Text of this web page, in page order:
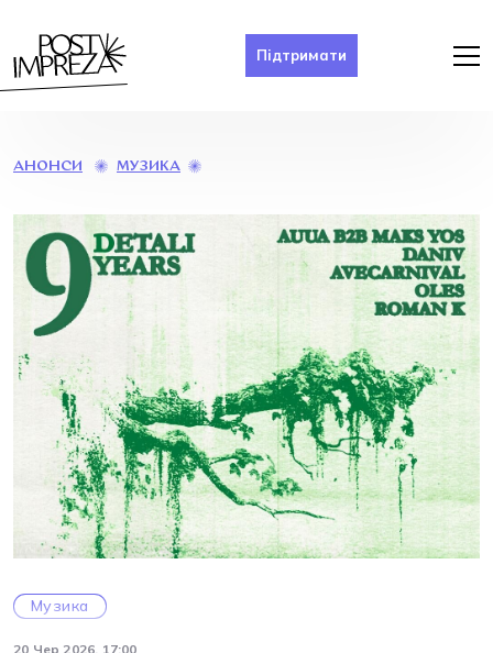
Підтримати
АНОНСИ МУЗИКА
Музика
20 Чер 2026, 17:00